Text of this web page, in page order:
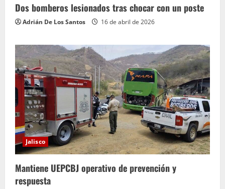
Dos bomberos lesionados tras chocar con un poste
Adrián De Los Santos 16 de abril de 2026
Jalisco
Mantiene UEPCBJ operativo de prevención y
respuesta